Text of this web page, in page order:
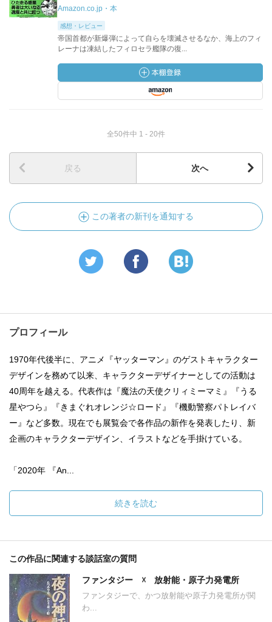
Amazon.co.jp・本
感想・レビュー
帝国首都が新爆弾によって自らを壊滅させるなか、海上のフィ
レーナは凍結したフィロセラ艦隊の復...
全50件中 1 - 20件
戻る 次へ
この著者の新刊を通知する
プロフィール
1970年代後半に、アニメ『ヤッターマン』のゲストキャラクター
デザインを務めて以来、キャラクターデザイナーとしての活動は
40周年を越える。代表作は『魔法の天使クリィミーマミ』『うる
星やつら』『きまぐれオレンジ☆ロード』『機動警察パトレイバ
ー』など多数。現在でも展覧会で各作品の新作を発表したり、新
企画のキャラクターデザイン、イラストなどを手掛けている。
「2020年 『An...
続きを読む
この作品に関連する談話室の質問
ファンタジー ☓ 放射能・原子力発電所
ファンタジーで、かつ放射能や原子力発電所が関
わ...